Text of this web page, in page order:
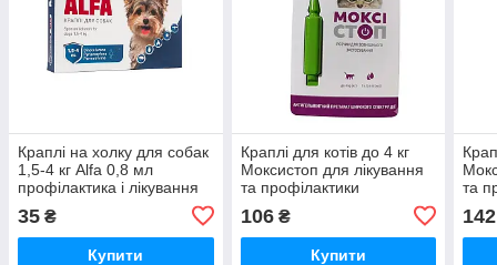
Краплі на холку для собак
1,5-4 кг Alfa 0,8 мл
профілактика і лікування
ектопаразитами №1
Vitomax
35 ₴
Купити
Краплі для котів до 4 кг
Моксистоп для лікування
та профілактики
ProVET
106₴
Купити
та
142